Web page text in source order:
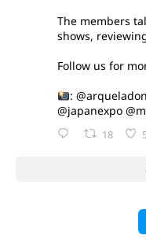
The members
shows,
Follow us for
:
@japanexpo
18